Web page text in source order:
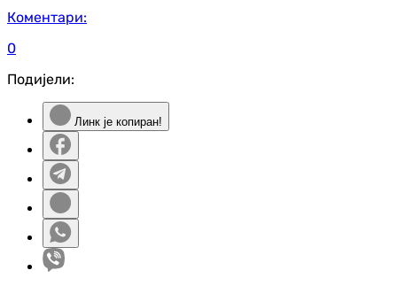
Коментари:
0
Подијели:
Линк је копиран!